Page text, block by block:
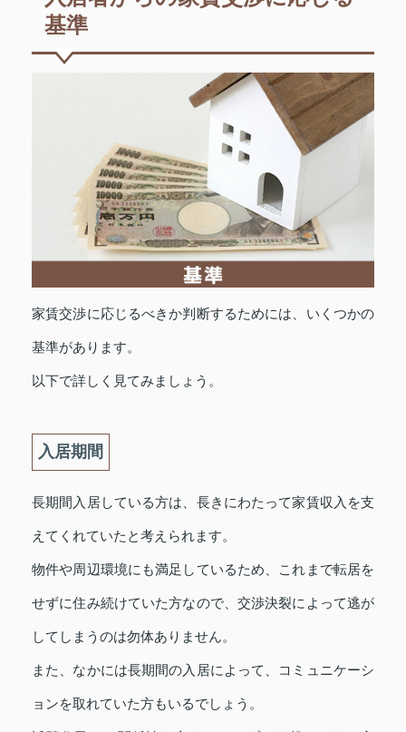
基準
家賃交渉に応じるべきか判断するためには、いくつかの
基準があります。
以下で詳しく見てみましょう。
入居期間
長期間入居している方は、長きにわたって家賃収入を支
えてくれていたと考えられます。
物件や周辺環境にも満足しているため、これまで転居を
せずに住み続けていた方なので、交渉決裂によって逃が
してしまうのは勿体ありません。
また、なかには長期間の入居によって、コミュニケーシ
ョンを取れていた方もいるでしょう。